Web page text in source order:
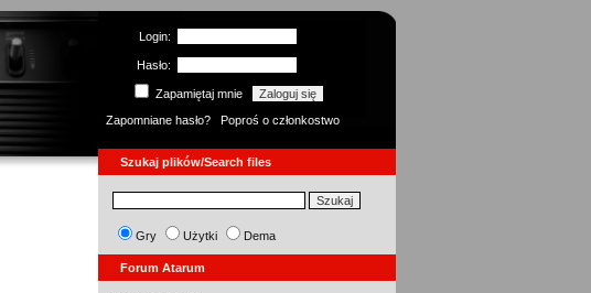
Login:
Hasło:
Zapamiętaj mnie
Zapomniane hasło?
Poproś o członkostwo
Szukaj plików/Search files
Gry Użytki Dema
Forum Atarum